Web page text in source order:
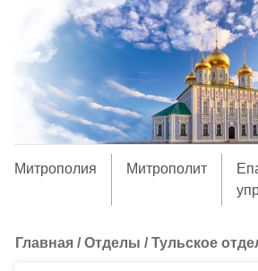
Митрополия Митрополит
Главная /Отделы /Тульское